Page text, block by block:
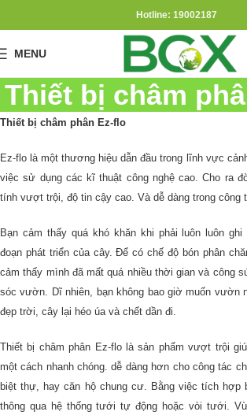
Hotline: 19002187
MENU
Thiết bị châm
Thiết bị châm phân Ez-flo
Ez-flo là một thương hiệu dẫn đầu trong lĩnh vực
việc sử dụng các kĩ thuật công nghệ cao. Cho ra
tính vượt trội, độ tin cậy cao. Và dễ dàng trong công
Bạn cảm thấy quá khó khăn khi phải luôn luôn
đoạn phát triển của cây. Để có chế độ bón phân
cảm thấy mình đã mất quá nhiều thời gian và công
sóc vườn. Dĩ nhiên, bạn không bao giờ muốn vườn
đẹp trời, cây lại héo úa và chết dần đi.
Thiết bị châm phân Ez-flo là sản phẩm vượt trội
một cách nhanh chóng. dễ dàng hơn cho công tác
biệt thự, hay căn hộ chung cư. Bằng việc tích hợp
thông qua hệ thống tưới tự động hoặc vòi tưới.